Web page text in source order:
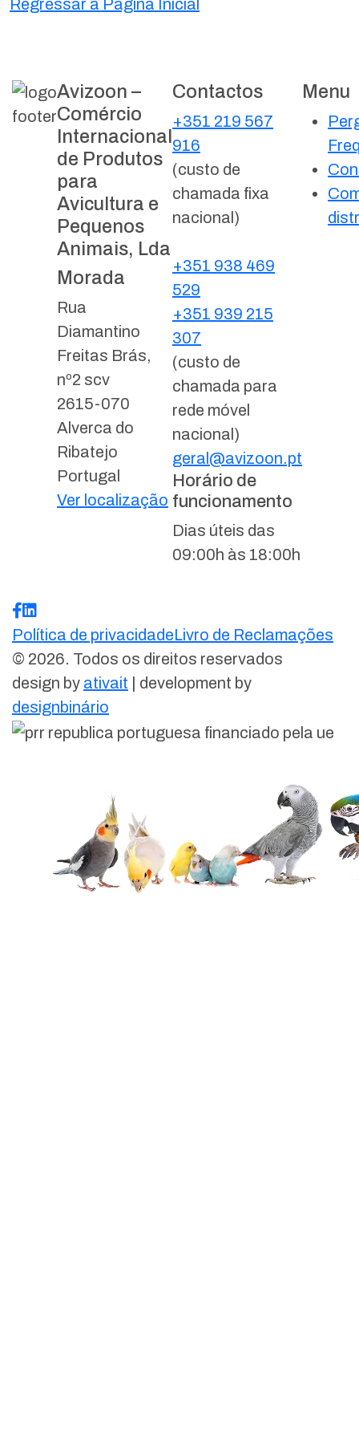
Regressar à Página Inicial
Avizoon –
Comércio
Internacional
de Produtos
para
Avicultura e
Pequenos
Animais, Lda
Morada
Rua
Diamantino
Freitas Brás,
nº2 scv
2615-070
Alverca do
Ribatejo
Portugal
Ver localização
Contactos
+351 219 567
916
(custo de
chamada fixa
nacional)
+351 938 469
529
+351 939 215
307
(custo de
chamada para
rede móvel
nacional)
geral@avizoon.pt
Horário de
funcionamento
Dias úteis das
09:00h às 18:00h
Menu
Política de privacidadeLivro de Reclamações
© 2026. Todos os direitos reservados
design by ativait | development by
designbinário